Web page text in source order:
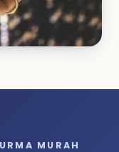
MURAH